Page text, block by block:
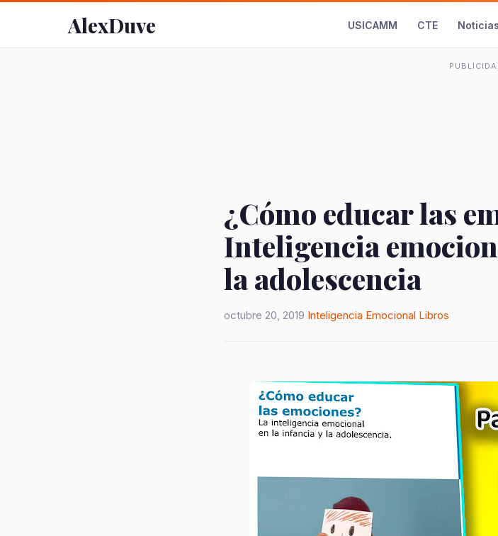
AlexDuve USICAMM CTE Noticias
¿Cómo educar las
Inteligencia
la adolescencia
octubre 20, 2019 Inteligencia Emocional Libros